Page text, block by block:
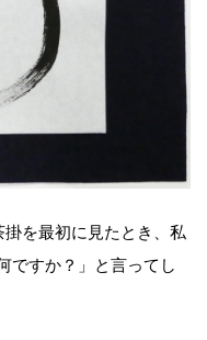
を最初に見たとき、私
ですか？」と言ってし